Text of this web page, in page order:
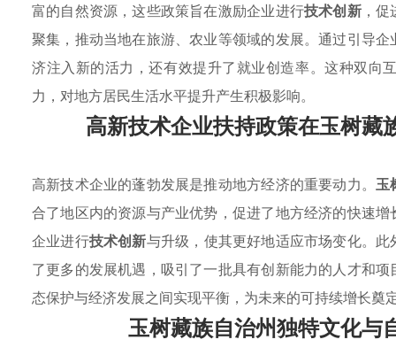
富的自然资源，这些政策旨在激励企业进行技术创新，促
聚集，推动当地在旅游、农业等领域的发展。通过引导
济注入新的活力，还有效提升了就业创造率。这种双向
力，对地方居民生活水平提升产生积极影响。
高新技术企业扶持政策在玉树藏
高新技术企业的蓬勃发展是推动地方经济的重要动力。 玉
合了地区内的资源与产业优势，促进了地方经济的快速
企业进行技术创新与升级，使其更好地适应市场变化。
了更多的发展机遇，吸引了一批具有创新能力的人才和
态保护与经济发展之间实现平衡，为未来的可持续增长奠
玉树藏族自治州独特文化与